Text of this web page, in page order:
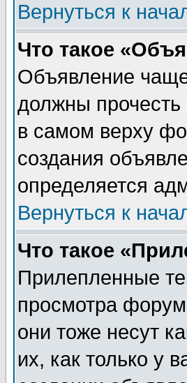
Вернуться к
Что такое
Объявление
должны прочесть
в самом верху
создания
определяется
Вернуться к
Что такое
Прилепленные
просмотра
они тоже несут
их, как только у